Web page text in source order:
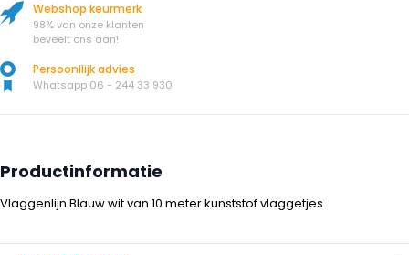
Webshop keurmerk
98% van onze klanten
beveelt ons aan!
Persoonllijk advies
Whatsapp 06 - 244 33 930
Productinformatie
Vlaggenlijn Blauw wit van 10 meter kunststof vlaggetjes